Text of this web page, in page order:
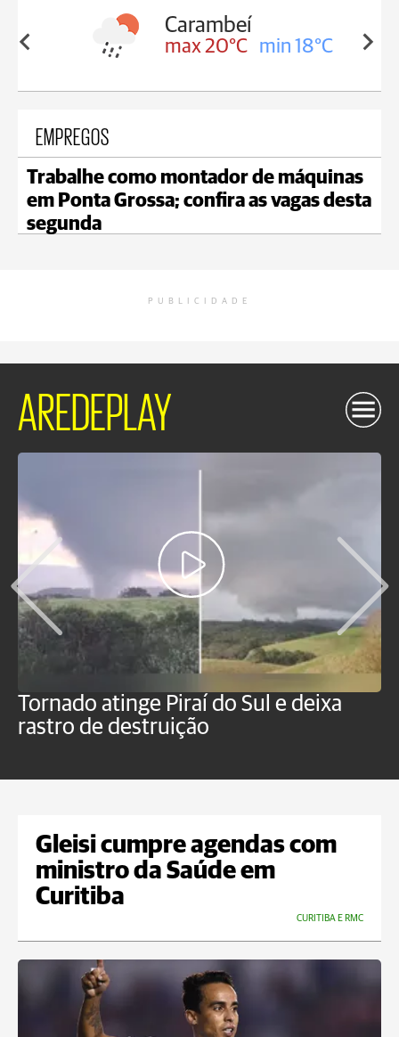
18°C
Carambeí
max 20°C min 18°C
EMPREGOS
Trabalhe como montador de máquinas
em Ponta Grossa; confira as vagas desta
segunda
PUBLICIDADE
AREDEPLAY
Tornado atinge Piraí do Sul e deixa
rastro de destruição
Gleisi cumpre agendas com
ministro da Saúde em
Curitiba
CURITIBA E RMC